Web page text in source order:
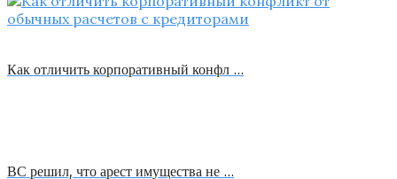
Как отличить корпоративный конфл …
ВС решил, что арест имущества не …